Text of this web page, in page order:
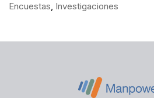
Encuestas, Investigaciones